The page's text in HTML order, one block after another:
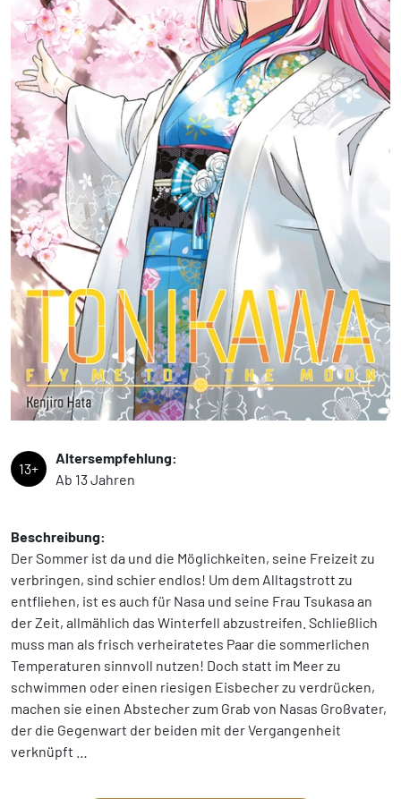
13+
Altersempfehlung:
Ab 13 Jahren
Beschreibung:
Der Sommer ist da und die Möglichkeiten, seine Freizeit zu
verbringen, sind schier endlos! Um dem Alltagstrott zu
entfliehen, ist es auch für Nasa und seine Frau Tsukasa an
der Zeit, allmählich das Winterfell abzustreifen. Schließlich
muss man als frisch verheiratetes Paar die sommerlichen
Temperaturen sinnvoll nutzen! Doch statt im Meer zu
schwimmen oder einen riesigen Eisbecher zu verdrücken,
machen sie einen Abstecher zum Grab von Nasas Großvater,
der die Gegenwart der beiden mit der Vergangenheit
verknüpft …